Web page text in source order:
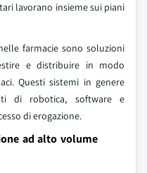
lavorano insieme sui piani
farmacie sono soluzioni
e distribuire in modo
Questi sistemi in genere
di robotica, software e
di erogazione.
ad alto volume